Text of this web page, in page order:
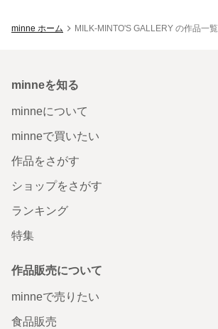
minne ホーム MILK-MINTO'S GALLERY の作品一覧
minneを知る
minneについて
minneで買いたい
作品をさがす
ショップをさがす
ランキング
特集
作品販売について
minneで売りたい
食品販売